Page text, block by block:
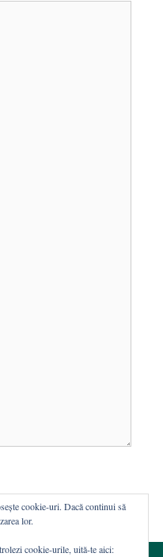
cookie-uri. Dacă continui să
lor.
cookie-urile, uită-te aici: